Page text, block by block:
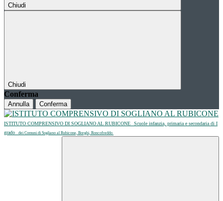
Chiudi
Chiudi
Conferma
Annulla Conferma
ISTITUTO COMPRENSIVO DI SOGLIANO AL RUBICONE
Scuole infanzia, primaria e secondaria di I
grado
dei Comuni di Sogliano al Rubicone, Borghi, Roncofreddo